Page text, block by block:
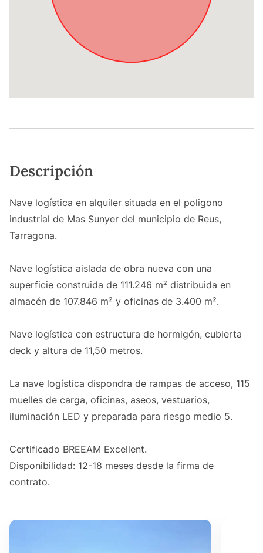
Descripción
Nave logística en alquiler situada en el poligono
industrial de Mas Sunyer del municipio de Reus,
Tarragona.
Nave logística aislada de obra nueva con una
superficie construida de 111.246 m² distribuida en
almacén de 107.846 m² y oficinas de 3.400 m².
Nave logística con estructura de hormigón, cubierta
deck y altura de 11,50 metros.
La nave logística dispondra de rampas de acceso, 115
muelles de carga, oficinas, aseos, vestuarios,
iluminación LED y preparada para riesgo medio 5.
Certificado BREEAM Excellent.
Disponibilidad: 12-18 meses desde la firma de
contrato.